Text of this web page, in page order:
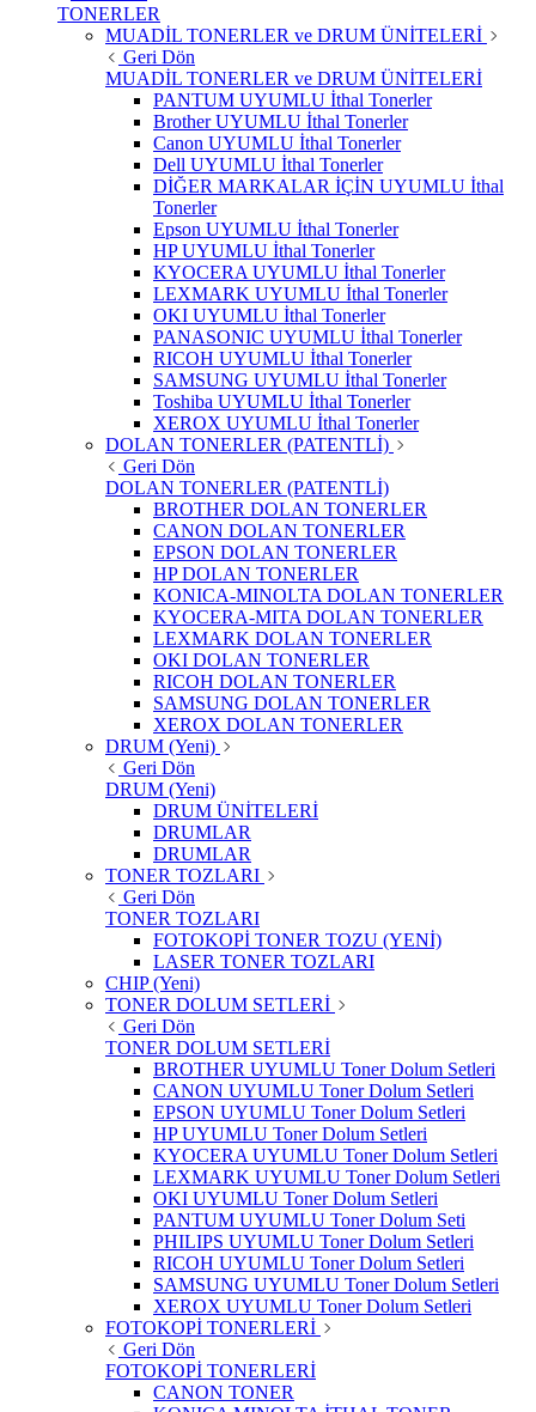
TONERLER
MUADİL TONERLER ve DRUM ÜNİTELERİ
Geri Dön
MUADİL TONERLER ve DRUM ÜNİTELERİ
PANTUM UYUMLU İthal Tonerler
Brother UYUMLU İthal Tonerler
Canon UYUMLU İthal Tonerler
Dell UYUMLU İthal Tonerler
DİĞER MARKALAR İÇİN UYUMLU İthal
Tonerler
Epson UYUMLU İthal Tonerler
HP UYUMLU İthal Tonerler
KYOCERA UYUMLU İthal Tonerler
LEXMARK UYUMLU İthal Tonerler
OKI UYUMLU İthal Tonerler
PANASONIC UYUMLU İthal Tonerler
RICOH UYUMLU İthal Tonerler
SAMSUNG UYUMLU İthal Tonerler
Toshiba UYUMLU İthal Tonerler
XEROX UYUMLU İthal Tonerler
DOLAN TONERLER (PATENTLİ)
Geri Dön
DOLAN TONERLER (PATENTLİ)
BROTHER DOLAN TONERLER
CANON DOLAN TONERLER
EPSON DOLAN TONERLER
HP DOLAN TONERLER
KONICA-MINOLTA DOLAN TONERLER
KYOCERA-MITA DOLAN TONERLER
LEXMARK DOLAN TONERLER
OKI DOLAN TONERLER
RICOH DOLAN TONERLER
SAMSUNG DOLAN TONERLER
XEROX DOLAN TONERLER
DRUM (Yeni)
Geri Dön
DRUM (Yeni)
DRUM ÜNİTELERİ
DRUMLAR
DRUMLAR
TONER TOZLARI
Geri Dön
TONER TOZLARI
FOTOKOPİ TONER TOZU (YENİ)
LASER TONER TOZLARI
CHIP (Yeni)
TONER DOLUM SETLERİ
Geri Dön
TONER DOLUM SETLERİ
BROTHER UYUMLU Toner Dolum Setleri
CANON UYUMLU Toner Dolum Setleri
EPSON UYUMLU Toner Dolum Setleri
HP UYUMLU Toner Dolum Setleri
KYOCERA UYUMLU Toner Dolum Setleri
LEXMARK UYUMLU Toner Dolum Setleri
OKI UYUMLU Toner Dolum Setleri
PANTUM UYUMLU Toner Dolum Seti
PHILIPS UYUMLU Toner Dolum Setleri
RICOH UYUMLU Toner Dolum Setleri
SAMSUNG UYUMLU Toner Dolum Setleri
XEROX UYUMLU Toner Dolum Setleri
FOTOKOPİ TONERLERİ
Geri Dön
FOTOKOPİ TONERLERİ
CANON TONER